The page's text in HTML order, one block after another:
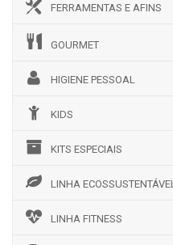
FERRAMENTAS E AFINS
GOURMET
HIGIENE PESSOAL
KIDS
KITS ESPECIAIS
LINHA ECOSSUSTENTÁVEL
LINHA FITNESS